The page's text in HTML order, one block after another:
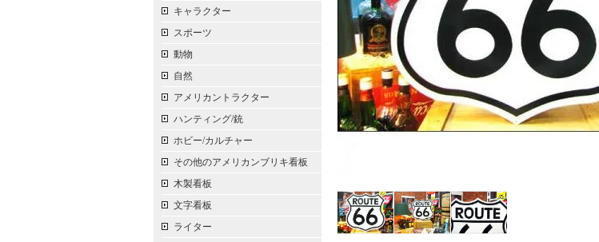
キャラクター
スポーツ
動物
自然
アメリカントラクター
ハンティング/銃
ホビー/カルチャー
その他のアメリカンブリキ看板
木製看板
文字看板
ライター